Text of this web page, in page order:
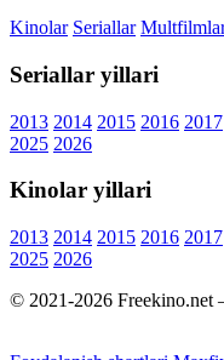
Kinolar Seriallar
Seriallar yillari
2013 2014 2015 2016 2017
2025 2026
Kinolar yillari
2013 2014 2015 2016 2017
2025 2026
© 2021-2026 Freekino.net